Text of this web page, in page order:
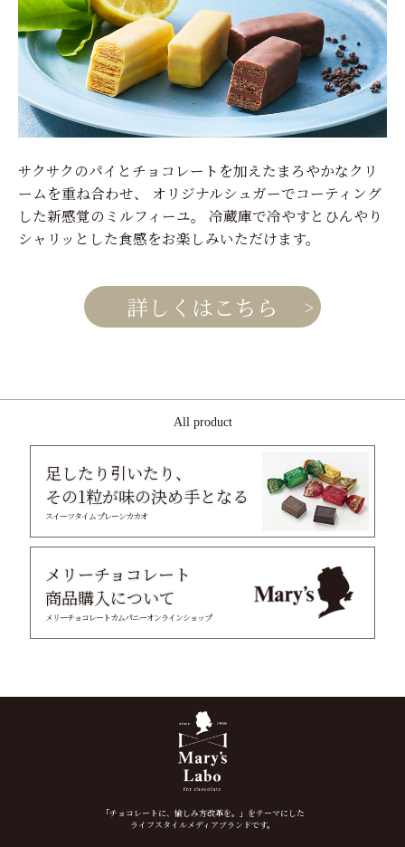
サクサクのパイとチョコレートを加えたまろやかなクリ
ームを重ね合わせ、 オリジナルシュガーでコーティング
した新感覚のミルフィーユ。 冷蔵庫で冷やすとひんやり
シャリッとした食感をお楽しみいただけます。
詳しくはこちら
All product
足したり引いたり、
その1粒が味の決め手となる
スイーツタイム プレーンカカオ
メリーチョコレート
商品購入について
メリーチョコレートカムパニーオンラインショップ
「チョコレートに、愉しみ方改革を。」をテーマにした
ライフスタイルメディアブランドです。